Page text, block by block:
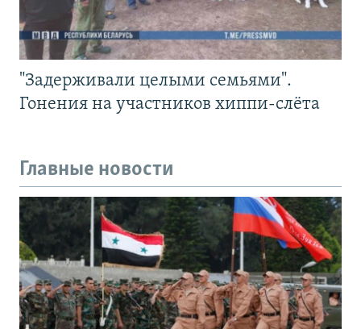
"Задерживали целыми семьями".
Гонения на участников хиппи-слёта
Главные новости